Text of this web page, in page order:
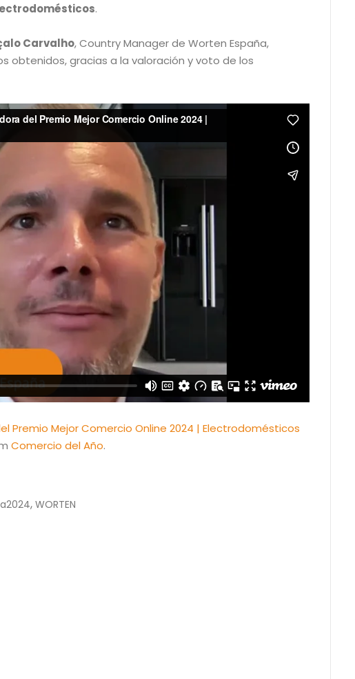
.
Carvalho, Country Manager de Worten España,
obtenidos, gracias a la valoración y voto de los
Premio Mejor Comercio Online 2024 | Electrodomésticos
Comercio del Año.
, WORTEN